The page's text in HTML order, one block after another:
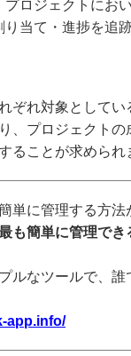
プロジェクトにお
り当て・進捗を追
ぞれ対象として
、プロジェクト
ることが求められ
単に管理する方法
も簡単に管理でき
ルなツールで、
app.info/